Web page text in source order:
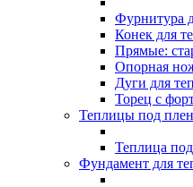
Фурнитура
Конек для
Прямые:
Опорная
Дуги для
Торец с
Теплицы под
Теплица
Фундамент для